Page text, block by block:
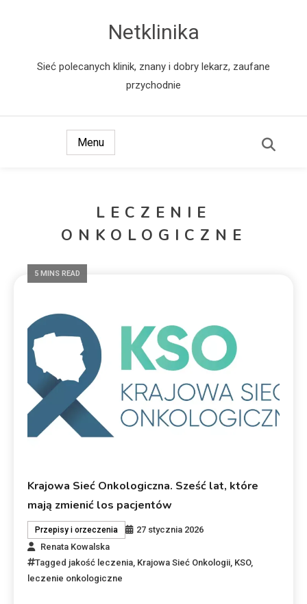
Netklinika
Sieć polecanych klinik, znany i dobry lekarz, zaufane
przychodnie
Menu
LECZENIE
ONKOLOGICZNE
5 MINS READ
Krajowa Sieć Onkologiczna. Sześć lat, które
mają zmienić los pacjentów
Przepisy i orzeczenia
27 stycznia 2026
Renata Kowalska
Tagged jakość leczenia Krajowa Sieć Onkologii KSO,
leczenie onkologiczne